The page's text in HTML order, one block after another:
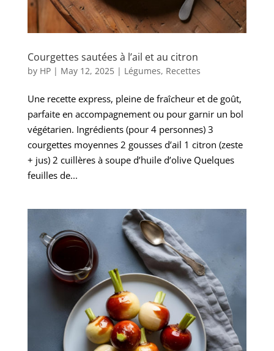
Courgettes sautées à l’ail et au citron
by HP| May 12, 2025| Légumes, Recettes
Une recette express, pleine de fraîcheur et de goût,
parfaite en accompagnement ou pour garnir un bol
végétarien. Ingrédients (pour 4 personnes) 3
courgettes moyennes 2 gousses d’ail 1 citron (zeste
+ jus) 2 cuillères à soupe d’huile d’olive Quelques
feuilles de...